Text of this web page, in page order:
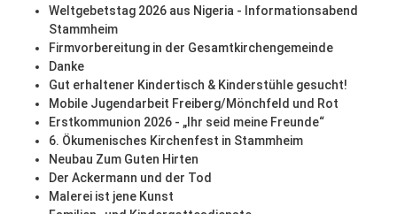
Weltgebetstag 2026 aus Nigeria - Informationsabend
Stammheim
Firmvorbereitung in der Gesamtkirchengemeinde
Danke
Gut erhaltener Kindertisch & Kinderstühle gesucht!
Mobile Jugendarbeit Freiberg/Mönchfeld und Rot
Erstkommunion 2026 - „Ihr seid meine Freunde“
6. Ökumenisches Kirchenfest in Stammheim
Neubau Zum Guten Hirten
Der Ackermann und der Tod
Malerei ist jene Kunst